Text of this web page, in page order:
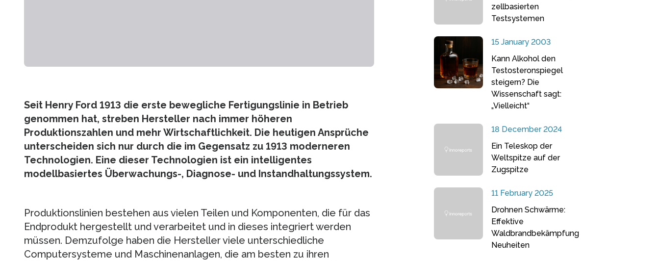
Seit Henry Ford 1913 die erste bewegliche Fertigungslinie in Betrieb
genommen hat, streben Hersteller nach immer höheren
Produktionszahlen und mehr Wirtschaftlichkeit. Die heutigen Ansprüche
unterscheiden sich nur durch die im Gegensatz zu 1913 moderneren
Technologien. Eine dieser Technologien ist ein intelligentes
modellbasiertes Überwachungs-, Diagnose- und Instandhaltungssystem.
Produktionslinien bestehen aus vielen Teilen und Komponenten, die für das
Endprodukt hergestellt und verarbeitet und in dieses integriert werden
müssen. Demzufolge haben die Hersteller viele unterschiedliche
Computersysteme und Maschinenanlagen, die am besten zu ihren
zellbasierten
Testsystemen
15 January 2003
Kann Alkohol den
Testosteronspiegel
steigern? Die
Wissenschaft sagt:
„Vielleicht“
18 December 2024
Ein Teleskop der
Weltspitze auf der
Zugspitze
11 February 2025
Drohnen Schwärme:
Effektive
Waldbrandbekämpfung
Neuheiten